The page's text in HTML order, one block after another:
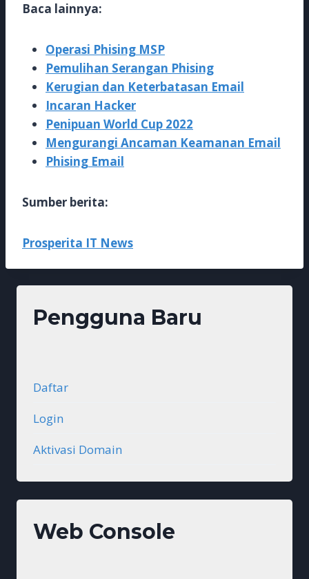
Baca lainnya:
Operasi Phising MSP
Pemulihan Serangan Phising
Kerugian dan Keterbatasan Email
Incaran Hacker
Penipuan World Cup 2022
Mengurangi Ancaman Keamanan Email
Phising Email
Sumber berita:
Prosperita IT News
Pengguna Baru
Daftar
Login
Aktivasi Domain
Web Console